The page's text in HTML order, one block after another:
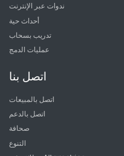
ندوات عبر الإنترنت
أحداث حية
تدريب بسحاب
عمليات الدمج
اتصل بنا
اتصل بالمبيعات
اتصل بالدعم
صحافة
التنوع